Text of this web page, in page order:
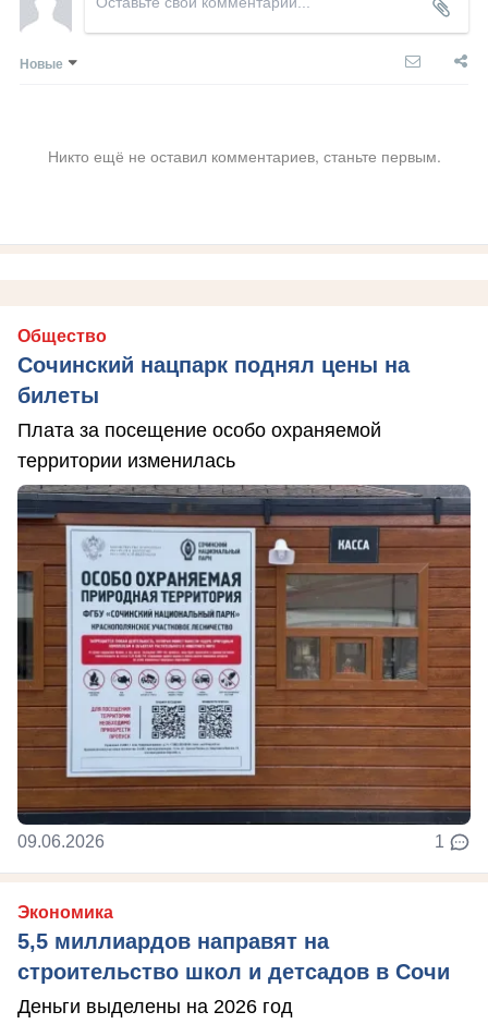
Новые
Никто ещё не оставил комментариев, станьте первым.
Общество
Сочинский нацпарк поднял цены на
билеты
Плата за посещение особо охраняемой
территории изменилась
09.06.2026 1
Экономика
5,5 миллиардов направят на
строительство школ и детсадов в Сочи
Деньги выделены на 2026 год